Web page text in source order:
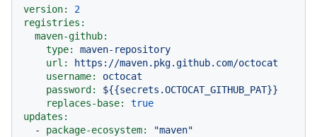
version:
2
registries:
maven-github:
type:
maven-repository
url:
https://maven.pkg.github.com/octocat
username:
octocat
password:
${{secrets.OCTOCAT_GITHUB_PAT}}
replaces-base:
true
updates:
-
package-ecosystem:
"maven"